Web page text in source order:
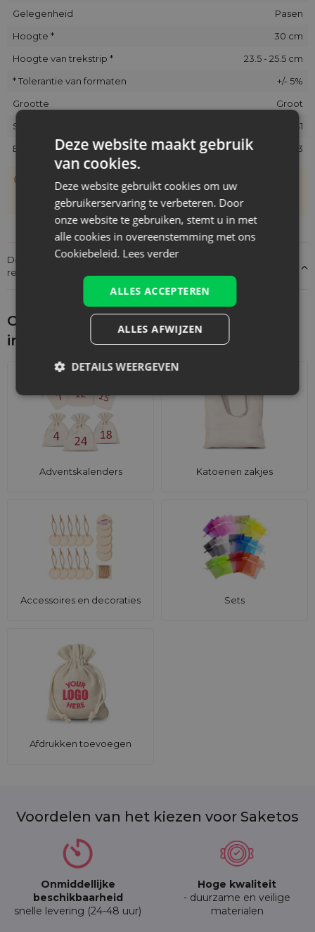
Gelegenheid
Pasen
Hoogte *
30 cm
Hoogte van trekstrip *
23.5 - 25.5 cm
* Tolerantie van formaten
+/- 5%
Grootte
Groot
SKU
ORB-2230-NGR-031
EAN
5902565683863
werkelijke grootte afwijken van de opgegeven maat met
+/- 1 cm
Details over de conformiteit van het product met de
regelgeving: Productverantwoordelijkheid
Ontdek wat je nog meer zou kunnen
interesseren
Adventskalenders Katoenen zakjes
Accessoires en decoraties Sets
Afdrukken toevoegen
Voordelen van het kiezen voor Saketos
Onmiddellijke
beschikbaarheid
snelle levering (24-48 uur)
Hoge kwaliteit
- duurzame en veilige
materialen
Deze website maakt gebruik
van cookies.
Deze website gebruikt cookies om uw
gebruikerservaring te verbeteren. Door
onze website te gebruiken, stemt u in met
alle cookies in overeenstemming met ons
Cookiebeleid. Lees verder
ALLES ACCEPTEREN
ALLES AFWIJZEN
DETAILS WEERGEVEN